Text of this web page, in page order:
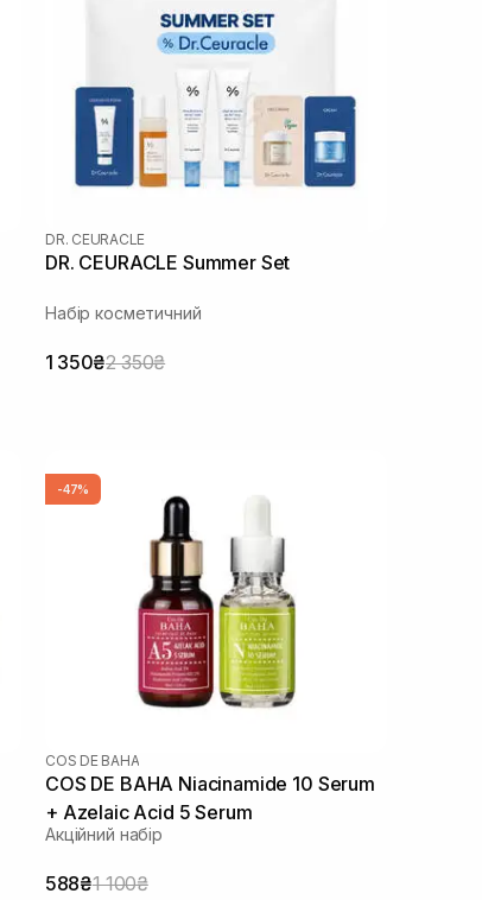
DR. CEURACLE
DR. CEURACLE Summer Set
Набір косметичний
1 350₴2 350₴
-47%
COS DE BAHA
COS DE BAHA Niacinamide 10 Serum
+ Azelaic Acid 5 Serum
Акційний набір
588₴1 100₴